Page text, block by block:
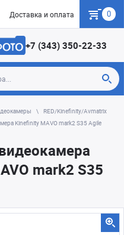
Доставка и оплата Гарантия
0
+7 (343) 350-22-33
RED/Kinefinity/Avmatrix
Kinefinity MAVO mark2 S35 Agile
mark2 S35